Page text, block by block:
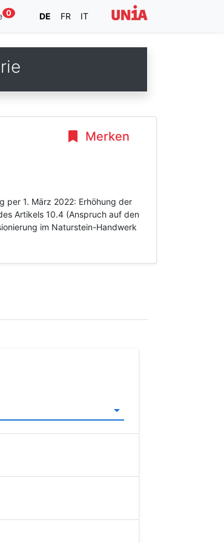
0 DE FR IT
Merken
per 1. März 2022: Erhöhung der
Artikels 10.4 (Anspruch auf den
im Naturstein-Handwerk